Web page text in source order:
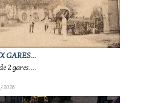
GARES...
2 gares....
2026